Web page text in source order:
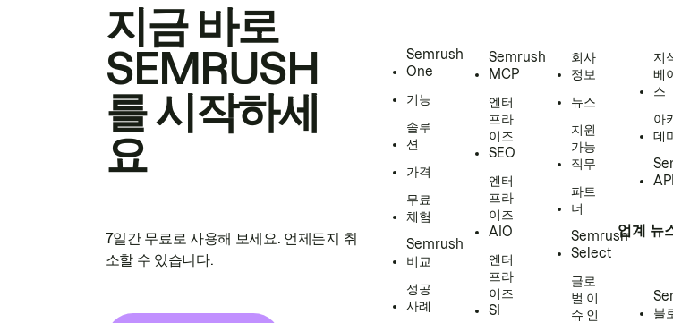
지금 바로
SEMRUSH
를 시작하세
요
7일간 무료로 사용해 보세요. 언제든지 취
소할 수 있습니다.
Semrush
One
기능
솔루
션
가격
무료
체험
Semrush
비교
성공
사례
Semrush
MCP
엔터
프라
이즈
SEO
엔터
프라
이즈
AIO
엔터
프라
이즈
SI
회사
정보
뉴스
지원
가능
직무
파트
너
Semrush
Select
글로
벌 이
슈 인
지
베
스
아
데
업계 뉴
블